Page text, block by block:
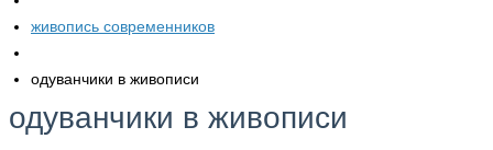
живопись современников
одуванчики в живописи
одуванчики в живописи